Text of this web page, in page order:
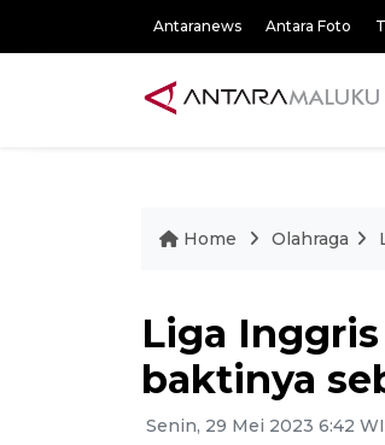
Antaranews Antara Foto
Home Olahraga
Liga
baktinya
Senin, 29 Mei 2023 6:42